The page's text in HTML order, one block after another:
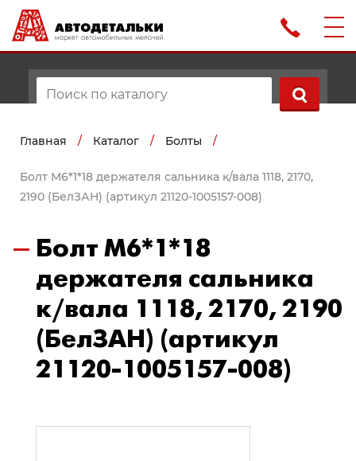
Главная / Каталог / Болты /
Болт М6*1*18 держателя сальника к/вала 1118, 2170,
2190 (БелЗАН) (артикул 21120-1005157-008)
Болт М6*1*18
держателя сальника
к/вала 1118, 2170, 2190
(БелЗАН) (артикул
21120-1005157-008)